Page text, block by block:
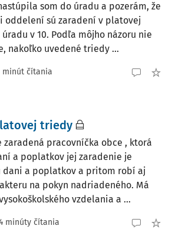
som do úradu a pozerám, že
oddelení sú zaradení v platovej
v 10. Podľa môjho názoru nie
nakoľko uvedené triedy ...
minút čítania
triedy
zaradená pracovníčka obce , ktorá
a poplatkov jej zaradenie je
dani a poplatkov a pritom robí aj
na pokyn nadriadeného. Má
vzdelania a ...
minúty čítania